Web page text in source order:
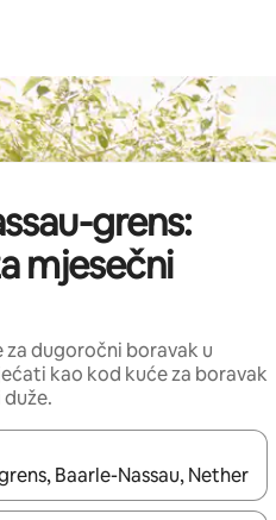
grens:
mjesečni
dugoročni boravak u
kao kod kuće za boravak
možete da se krećete